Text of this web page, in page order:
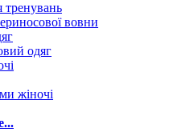
тренувань
вовни
одяг
жіночі